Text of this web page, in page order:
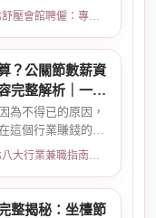
森北路KTV酒...
聘僱：專業按摩師職缺與職涯規劃 · 2026-01-07
？公關節數薪資
完整解析｜一次
為不得已的原因，
這個行業賺錢的時
提到的那麼...
兼職指南：熱門職缺與求職須知 · 2026-02-13
整揭秘：坐檯節